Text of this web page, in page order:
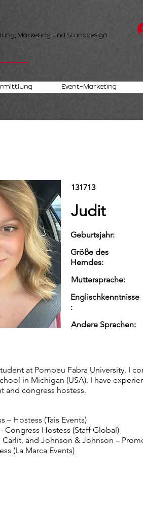
Marketing und Standdesign
Event-Marketing
131713
Judit
Geburtsjahr:
Größe des
Hemdes:
Muttersprache:
Englischkenntnisse
:
Andere Sprachen:
at Pompeu Fabra University. I
in Michigan (USA). I have
and congress hostess.
Hostess (Tais Events)
Congress Hostess (Staff Global)
and Johnson & Johnson –
(La Marca Events)